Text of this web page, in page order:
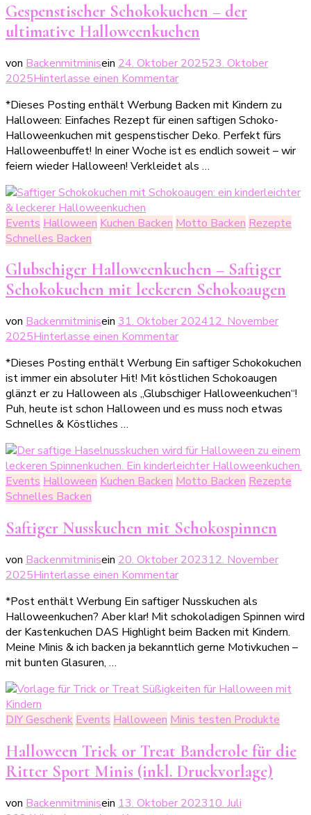
Gespenstischer Schokokuchen – der
ultimative Halloweenkuchen
von Backenmitminisein 24. Oktober 202523. Oktober
2025Hinterlasse einen Kommentarzu
Schokokuchen
–
der
ultimative
Halloweenkuchen
*Dieses Posting enthält Werbung Backen mit Kindern zu
Halloween: Einfaches Rezept für einen saftigen Schoko-
Halloweenkuchen mit gespenstischer Deko. Perfekt fürs
Halloweenbuffet! In einer Woche ist es endlich soweit – wir
feiern wieder Halloween! Verkleidet als …
Events Halloween Kuchen Backen Motto Backen Rezepte
Schnelles Backen
Glubschiger Halloweenkuchen – Saftiger
Schokokuchen mit leckeren Schokoaugen
von Backenmitminisein 31. Oktober 202412. November
2025Hinterlasse einen Kommentarzu
Halloweenkuchen
–
Saftiger
Schokokuchen
leckeren
Schokoaugen
*Dieses Posting enthält Werbung Ein saftiger Schokokuchen
ist immer ein absoluter Hit! Mit köstlichen Schokoaugen
glänzt er zu Halloween als „Glubschiger Halloweenkuchen“!
Puh, heute ist schon Halloween und es muss noch etwas
Schnelles & Köstliches …
Events Halloween Kuchen Backen Motto Backen Rezepte
Schnelles Backen
Saftiger Nusskuchen mit Schokospinnen
von Backenmitminisein 20. Oktober 202312. November
2025Hinterlasse einen Kommentarzu
Nusskuchen
mit
Schokospinnen
*Post enthält Werbung Ein saftiger Nusskuchen als
Halloweenkuchen? Aber klar! Mit schokoladigen Spinnen wird
der Kastenkuchen DAS Highlight beim Backen mit Kindern.
Meine Minis & ich backen ja bekanntlich gerne Motivkuchen –
mit bunten Glasuren, …
DIY Geschenk Events Halloween Minis testen Produkte
Halloween Trick or Treat Banderole für die
Ritter Sport Minis (inkl. Druckvorlage)
von Backenmitminisein 13. Oktober 202310. Juli